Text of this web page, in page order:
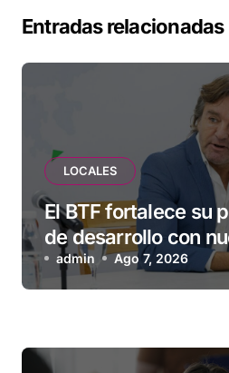
Entradas relacionadas
LOCALES
El BTF fortalece su
de desarrollo con
herramientas para
empresas
admin Ago 7, 2026